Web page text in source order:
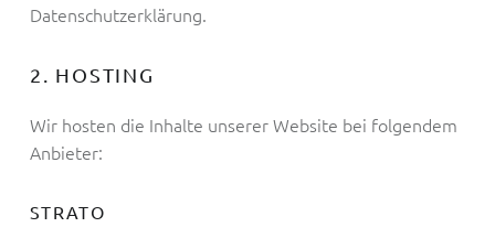
Datenschutzerklärung.
2. HOSTING
Wir hosten die Inhalte unserer Website bei folgendem
Anbieter:
STRATO